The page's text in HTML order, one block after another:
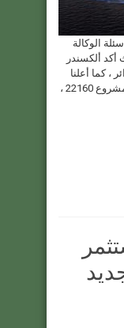
الوكالة
أكد ألكسندر
، كما أعلنا
في عام 2018, لبناء أربعة زوارق صواريخ مشروع 22160 ،